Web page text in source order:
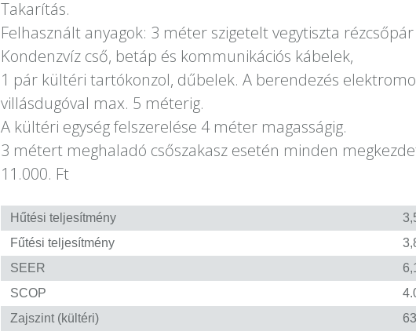
Takarítás.
Felhasznált anyagok: 3 méter szigetelt vegytiszta
Kondenzvíz cső, betáp és kommunikációs kábelek,
1 pár kültéri tartókonzol, dűbelek. A berendezés
villásdugóval max. 5 méterig.
A kültéri egység felszerelése 4 méter magasságig.
3 métert meghaladó csőszakasz esetén minden
11.000. Ft
Hűtési teljesítmény
Fűtési teljesítmény
SEER
SCOP
Zajszint (kültéri)